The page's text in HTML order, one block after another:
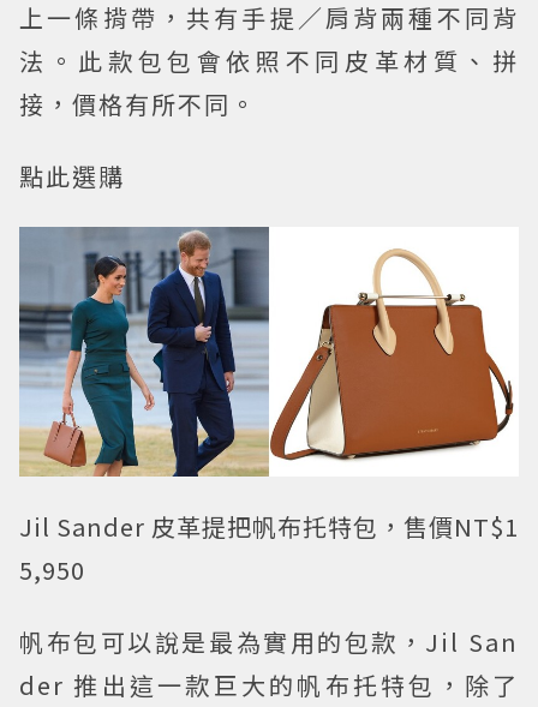
上一條揹帶，共有手提／肩背兩種不同背
法。此款包包會依照不同皮革材質、拼
接，價格有所不同。
點此選購
Jil Sander 皮革提把帆布托特包，售價NT$1
5,950
帆布包可以說是最為實用的包款，Jil San
der 推出這一款巨大的帆布托特包，除了